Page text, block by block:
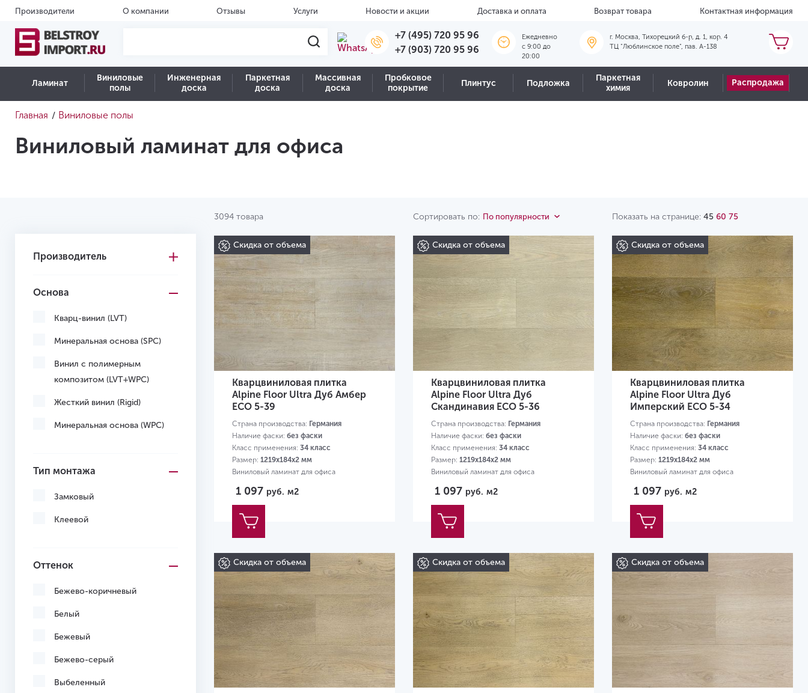
Производители О компании Отзывы Услуги Новости и акции Доставка и оплата Возврат товара Контактная информация
+7 (495) 720 95 96
+7 (903) 720 95 96
Ежедневно
c 9:00 до
20:00
г. Москва, Тихорецкий б-р, д. 1, кор. 4
ТЦ "Люблинское поле", пав. А-138
Ламинат
Виниловые
полы
Инженерная
доска
Паркетная
доска
Массивная
доска
Пробковое
покрытие
Плинтус Подложка
Паркетная
химия
Ковролин Распродажа
Главная / Виниловые полы
Виниловый ламинат для офиса
3094 товара Сортировать по: По популярности Показать на странице: 45 60 75
Производитель
Основа
Кварц-винил (LVT)
Минеральная основа (SPC)
Винил с полимерным
композитом (LVT+WPC)
Жесткий винил (Rigid)
Минеральная основа (WPC)
Тип монтажа
Замковый
Клеевой
Оттенок
Бежево-коричневый
Белый
Бежевый
Бежево-серый
Выбеленный
Скидка от объема
Кварцвиниловая плитка
Alpine Floor Ultra Дуб Амбер
ЕСО 5-39
Страна производства: Германия
Наличие фаски: без фаски
Класс применения: 34 класс
Размер: 1219х184х2 мм
Виниловый ламинат для офиса
1 097 руб. м2
Скидка от объема
Кварцвиниловая плитка
Alpine Floor Ultra Дуб
Скандинавия ЕСО 5-36
Страна производства: Германия
Наличие фаски: без фаски
Класс применения: 34 класс
Размер: 1219х184х2 мм
Виниловый ламинат для офиса
1 097 руб. м2
Скидка от объема
Кварцвиниловая плитка
Alpine Floor Ultra Дуб
Имперский ЕСО 5-34
Страна производства: Германия
Наличие фаски: без фаски
Класс применения: 34 класс
Размер: 1219х184х2 мм
Виниловый ламинат для офиса
1 097 руб. м2
Скидка от объема Скидка от объема Скидка от объема